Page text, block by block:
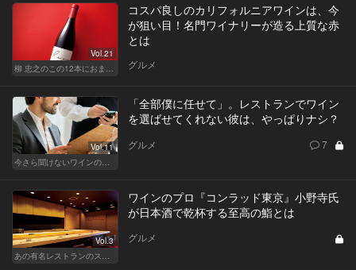
Vol.21
柳 忠之のこの12本におまかせ
コスパ良しのカリフォルニアワインは、今
が狙い目！名門ワイナリーが造る上質な赤
とは
グルメ
Vol.11
今さら聞けないワインの基礎知識
「全部僕に任せて」。レストランでワイン
を選ばせてくれない彼は、やっぱりナシ？
グルメ 7
Vol.3
あの有名レストランのスタッフが薦める名店 〜メートル・ド・テル 小野寺 透（コンラッド東京）〜
ワインのプロ『コンラッド東京』小野寺氏
が日本酒で乾杯する至高の鮨とは
グルメ